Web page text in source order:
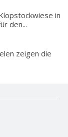
in
den...
zeigen die